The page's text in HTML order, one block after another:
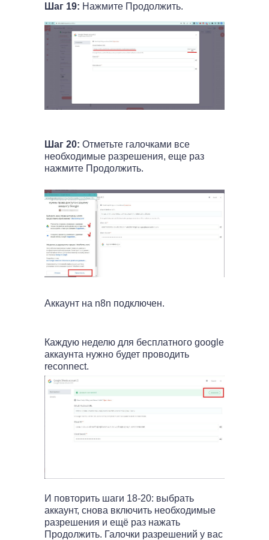
Шаг 19: Нажмите Продолжить.
Шаг 20: Отметьте галочками все
необходимые разрешения, еще раз
нажмите Продолжить.
Аккаунт на n8n подключен.
Каждую неделю для бесплатного google
аккаунта нужно будет проводить
reconnect.
И повторить шаги 18-20: выбрать
аккаунт, снова включить необходимые
разрешения и ещё раз нажать
Продолжить. Галочки разрешений у вас